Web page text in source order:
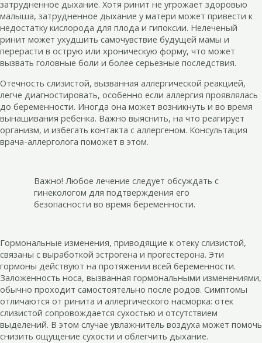
затрудненное дыхание. Хотя ринит не угрожает здоровью
малыша, затрудненное дыхание у матери может привести к
недостатку кислорода для плода и гипоксии. Нелеченый
ринит может ухудшить самочувствие будущей мамы и
перерасти в острую или хроническую форму, что может
вызвать головные боли и более серьезные последствия.
Отечность слизистой, вызванная аллергической реакцией,
легче диагностировать, особенно если аллергия проявлялась
до беременности. Иногда она может возникнуть и во время
вынашивания ребенка. Важно выяснить, на что реагирует
организм, и избегать контакта с аллергеном. Консультация
врача-аллерголога поможет в этом.
Важно! Любое лечение следует обсуждать с
гинекологом для подтверждения его
безопасности во время беременности.
Гормональные изменения, приводящие к отеку слизистой,
связаны с выработкой эстрогена и прогестерона. Эти
гормоны действуют на протяжении всей беременности.
Заложенность носа, вызванная гормональными изменениями,
обычно проходит самостоятельно после родов. Симптомы
отличаются от ринита и аллергического насморка: отек
слизистой сопровождается сухостью и отсутствием
выделений. В этом случае увлажнитель воздуха может помочь
снизить ощущение сухости и облегчить дыхание.